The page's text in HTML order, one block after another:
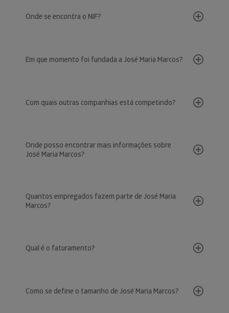
Onde se encontra o NIF?
Em que momento foi fundada a José Maria Marcos?
Com quais outras companhias está competindo?
Onde posso encontrar mais informações sobre
José Maria Marcos?
Quantos empregados fazem parte de José Maria
Marcos?
Qual é o faturamento?
Como se define o tamanho de José Maria Marcos?